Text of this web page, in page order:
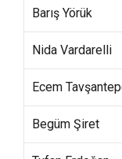
Barış Yörük
Nida Vardarelli
Ecem
Begüm Şiret